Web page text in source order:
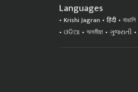
Languages
Krishi Jagran हिंदी বাঙালি
ଓଡିଆ
অসমীয়া ગુજરાતી